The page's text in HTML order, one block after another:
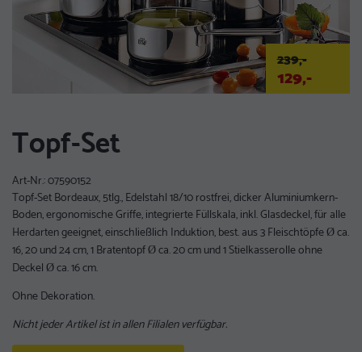
239,-
129,-
Topf-Set
Art-Nr.:07590152
Topf-Set Bordeaux, 5tlg., Edelstahl 18/10 rostfrei, dicker Aluminiumkern-
Boden, ergonomische Griffe, integrierte Füllskala, inkl. Glasdeckel, für alle
Herdarten geeignet, einschließlich Induktion, best. aus 3 Fleischtöpfe Ø ca.
16, 20 und 24 cm, 1 Bratentopf Ø ca. 20 cm und 1 Stielkasserolle ohne
Deckel Ø ca. 16 cm.
Ohne Dekoration.
Nicht jeder Artikel ist in allen Filialen verfügbar.